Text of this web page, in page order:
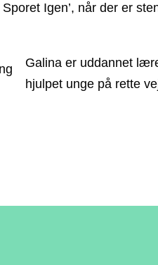
Igen’, når der er
Galina er uddannet
hjulpet unge på rette